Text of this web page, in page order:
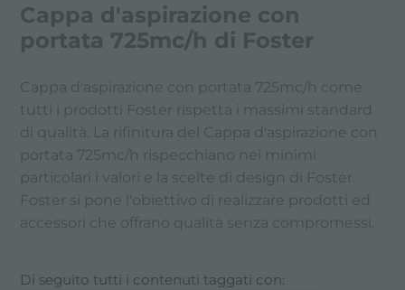
Cappa d'aspirazione con
portata 725mc/h di Foster
Cappa d'aspirazione con portata 725mc/h come
tutti i prodotti Foster rispetta i massimi standard
di qualità. La rifinitura del Cappa d'aspirazione con
portata 725mc/h rispecchiano nei minimi
particolari i valori e la scelte di design di Foster.
Foster si pone l'obiettivo di realizzare prodotti ed
accessori che offrano qualità senza compromessi.
Di seguito tutti i contenuti taggati con: